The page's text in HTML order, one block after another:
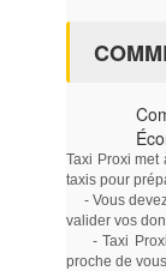
Taxi Proxi met
taxis pour
- Vous
valider vos
- Taxi Proxi
proche de vous